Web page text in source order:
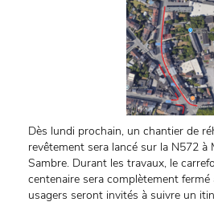
Dès lundi prochain, un chantier de
revêtement sera lancé sur la N572
Sambre. Durant les travaux, le
centenaire sera complètement fermé
usagers seront invités à suivre un